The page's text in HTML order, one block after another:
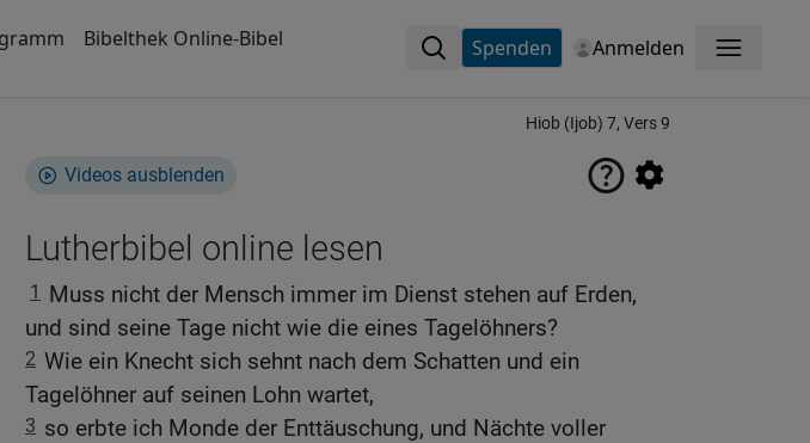
Bibelthek Online-Bibel Spenden Anmelden Menü
Hiob (Ijob) 7, Vers 9
Videos ausblenden
Lutherbibel online lesen
1 Muss nicht der Mensch immer im Dienst stehen auf Erden,
und sind seine Tage nicht wie die eines Tagelöhners?
2 Wie ein Knecht sich sehnt nach dem Schatten und ein
Tagelöhner auf seinen Lohn wartet,
3 so erbte ich Monde der Enttäuschung, und Nächte voller